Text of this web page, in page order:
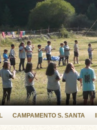
CAMPAMENTO S. SANTA